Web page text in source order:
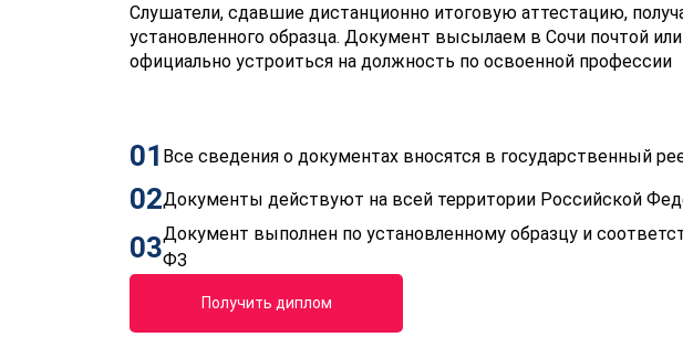
Слушатели, сдавшие дистанционно итоговую аттестацию,
установленного образца. Документ высылаем в Сочи почтой
официально устроиться на должность по освоенной профессии
01 Все сведения о документах вносятся в государственный
02Документы действуют на всей территории Российской
03Документ выполнен по установленному образцу и
ФЗ
Получить диплом